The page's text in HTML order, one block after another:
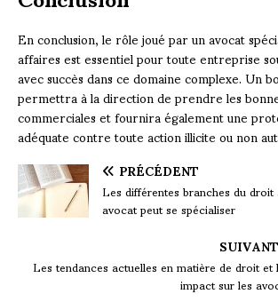
En conclusion, le rôle joué par un avocat
affaires est essentiel pour toute entreprise
avec succès dans ce domaine complexe. Un
permettra à la direction de prendre les
commerciales et fournira également une
adéquate contre toute action illicite ou non
PRÉCÉDENT
Les différentes branches du
avocat peut se spécialiser
SUIVANT
Les tendances actuelles en matière de droit
impact sur les